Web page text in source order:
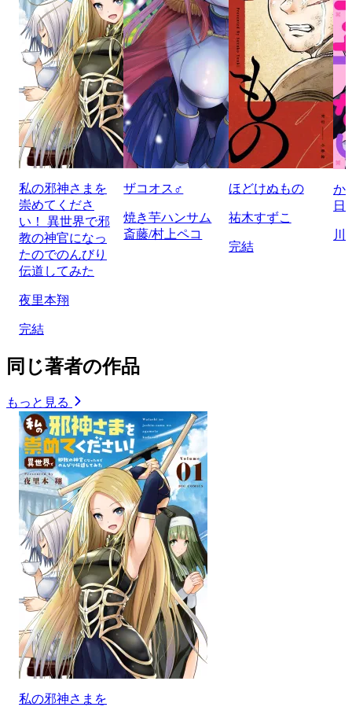
私の邪神さまを
崇めてくださ
い！ 異世界で邪
教の神官になっ
たのでのんびり
伝道してみた
夜里本翔
完結
ザコオス♂
焼き芋ハンサム
斎藤/村上ペコ
ほどけぬもの
祐木すずこ
完結
か
日
川
同じ著者の作品
もっと見る
私の邪神さまを